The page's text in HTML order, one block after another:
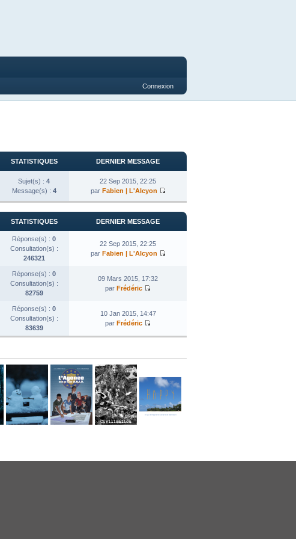
Connexion
STATISTIQUES DERNIER MESSAGE
Sujet(s) : 4
Message(s) : 4
22 Sep 2015, 22:25
par Fabien | L'Alcyon
STATISTIQUES DERNIER MESSAGE
Réponse(s) : 0
Consultation(s) :
246321
22 Sep 2015, 22:25
par Fabien | L'Alcyon
Réponse(s) : 0
Consultation(s) :
82759
09 Mars 2015, 17:32
par Frédéric
Réponse(s) : 0
Consultation(s) :
83639
10 Jan 2015, 14:47
par Frédéric